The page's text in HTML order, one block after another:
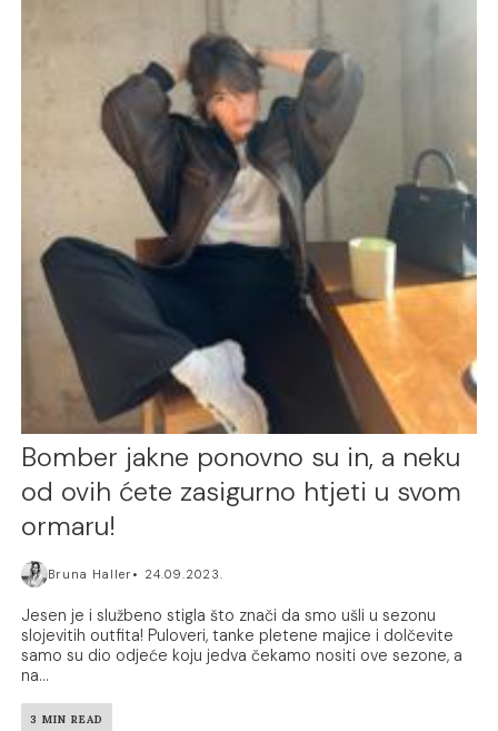
Bomber jakne ponovno su in, a neku
od ovih ćete zasigurno htjeti u svom
ormaru!
Bruna Haller 24.09.2023.
Jesen je i službeno stigla što znači da smo ušli u sezonu
slojevitih outfita! Puloveri, tanke pletene majice i dolčevite
samo su dio odjeće koju jedva čekamo nositi ove sezone, a
na...
3 MIN READ